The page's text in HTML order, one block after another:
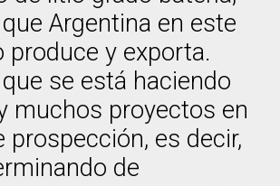
Argentina en este
produce y exporta.
se está haciendo
muchos proyectos en
prospección, es decir,
de